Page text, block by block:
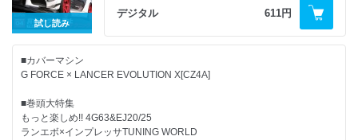
ほか盛りだくさん!!
モニター報告
OPT2注目! PRO SHOPガイド
R34スカイライン祭りin 富士スピードウェイR34 SKYLINE FES.in FSW
走り屋GALお宅訪問？由奈ちゃん ＆ HR34
読者プレゼント
試し読み
デジタル 611円
■カバーマシン
G FORCE × LANCER EVOLUTION X[CZ4A]
■巻頭大特集
もっと楽しめ!! 4G63&EJ20/25
ランエボ×インプレッサTUNING WORLD